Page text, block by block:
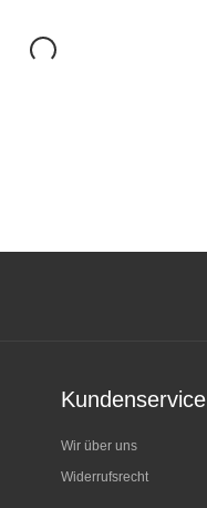
Kundenservice
Wir über uns
Widerrufsrecht